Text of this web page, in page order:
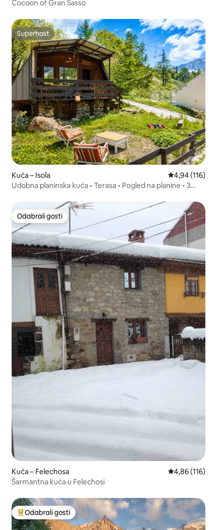
Cocoon of Gran Sasso
Superhost
Superhost
Kuća – Isola Prosječna
4,94 (116)
Udobna planinska kuća • Terasa • Pogled na planine • 3
Odabrali gosti
Odabrali gosti
Kuća – Felechosa Prosječna
4,86 (116)
Šarmantna kuća u Felechosi
Među najviše rangiranima s oznakom „Odabrali gosti”
Odabrali gosti